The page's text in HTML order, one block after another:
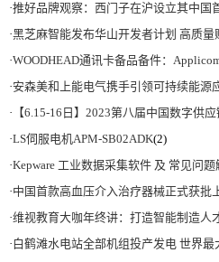
·推好品牌观察：西门子在沪设立其中国
·黑芝麻智能发布华山开发者计划 高质量
·WOODHEAD通讯卡备品备件：Applicom
·安森美和上能电气携手引领可持续能源应用的发展 两家公司合作开发
· 【6.15-16日】2023第八届中国数字供
·LS伺服电机APM-SB02ADK(2)
·Kepware 工业数据采集软件 及 常见问题
·中国首款高血压介入治疗器械正式获批
·维视教育大咖年终讲：打造智能制造人
·白鹤滩水电站全部机组投产发电 世界最大清洁能源走廊全面建成|将为建设